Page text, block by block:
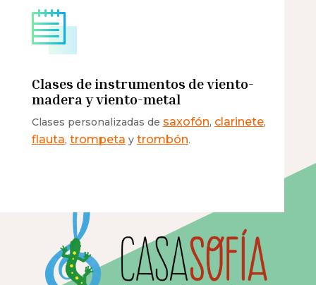
Clases de instrumentos de viento-
madera y viento-metal
Clases personalizadas de saxofón, clarinete,
flauta, trompeta y trombón.